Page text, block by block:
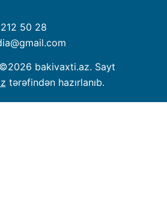
50 28
@gmail.com
2026 bakivaxti.az. Sayt
tərəfindən hazırlanıb.